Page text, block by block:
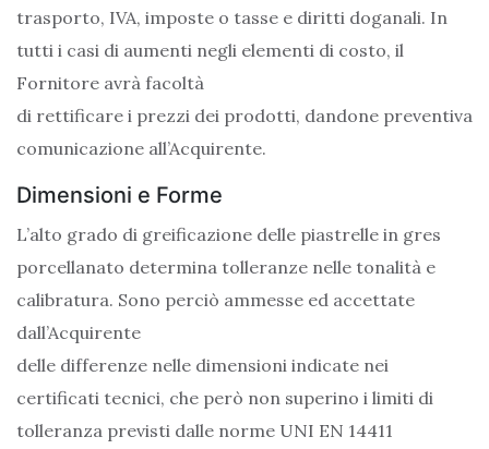
trasporto, IVA, imposte o tasse e diritti doganali. In
tutti i casi di aumenti negli elementi di costo, il
Fornitore avrà facoltà
di rettificare i prezzi dei prodotti, dandone preventiva
comunicazione all’Acquirente.
Dimensioni e Forme
L’alto grado di greificazione delle piastrelle in gres
porcellanato determina tolleranze nelle tonalità e
calibratura. Sono perciò ammesse ed accettate
dall’Acquirente
delle differenze nelle dimensioni indicate nei
certificati tecnici, che però non superino i limiti di
tolleranza previsti dalle norme UNI EN 14411